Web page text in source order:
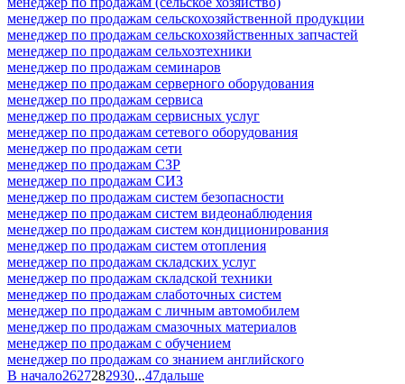
менеджер по продажам сельскохозяйственной продукции
менеджер по продажам сельскохозяйственных запчастей
менеджер по продажам сельхозтехники
менеджер по продажам семинаров
менеджер по продажам серверного оборудования
менеджер по продажам сервиса
менеджер по продажам сервисных услуг
менеджер по продажам сетевого оборудования
менеджер по продажам сети
менеджер по продажам СЗР
менеджер по продажам СИЗ
менеджер по продажам систем безопасности
менеджер по продажам систем видеонаблюдения
менеджер по продажам систем кондиционирования
менеджер по продажам систем отопления
менеджер по продажам складских услуг
менеджер по продажам складской техники
менеджер по продажам слаботочных систем
менеджер по продажам с личным автомобилем
менеджер по продажам смазочных материалов
менеджер по продажам с обучением
менеджер по продажам со знанием английского
В начало2627282930...47дальше